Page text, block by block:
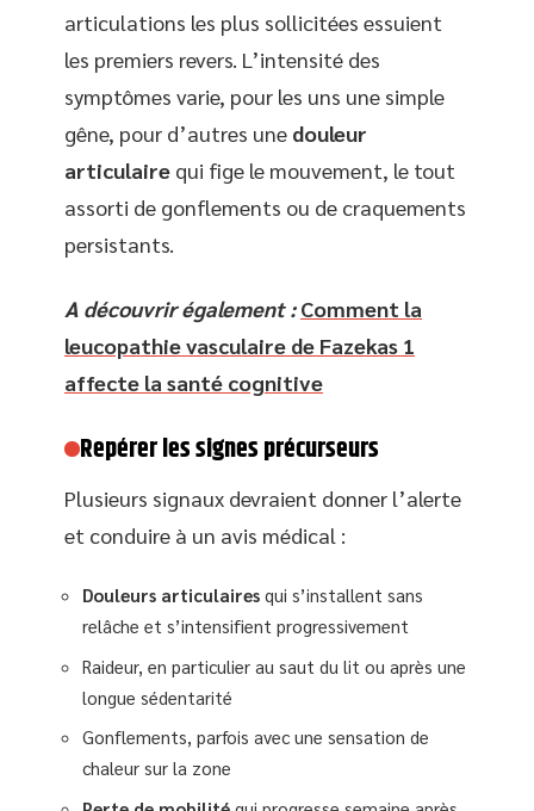
articulations les plus sollicitées essuient
les premiers revers. L’intensité des
symptômes varie, pour les uns une simple
gêne, pour d’autres une douleur
articulaire qui fige le mouvement, le tout
assorti de gonflements ou de craquements
persistants.
A découvrir également : Comment la
leucopathie vasculaire de Fazekas 1
affecte la santé cognitive
Repérer les signes précurseurs
Plusieurs signaux devraient donner l’alerte
et conduire à un avis médical :
Douleurs articulaires qui s’installent sans
relâche et s’intensifient progressivement
Raideur, en particulier au saut du lit ou après une
longue sédentarité
Gonflements, parfois avec une sensation de
chaleur sur la zone